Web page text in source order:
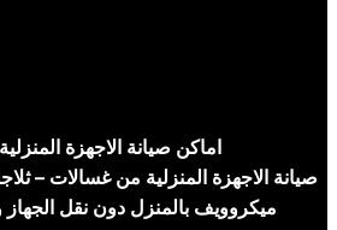
اماكن صيانة الاجهزة
صيانة الاجهزة المنزلية من غسالات –
ميكروويف بالمنزل دون نقل الجهاز